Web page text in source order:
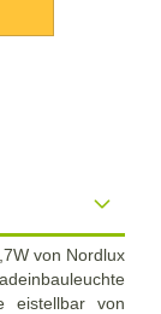
von Nordlux
eistellbar von